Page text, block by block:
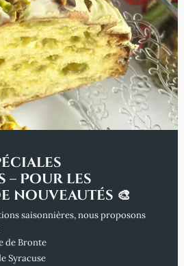
– Pour les
nouveautés 🎨
saisonnières, nous proposons
de Bronte
Syracuse